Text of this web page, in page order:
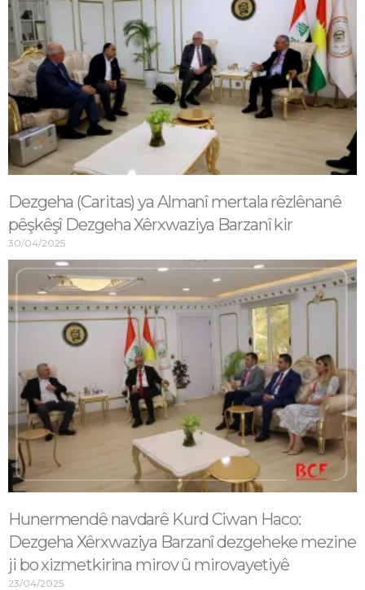
Dezgeha (Caritas) ya Almanî mertala rêzlênanê
pêşkêşî Dezgeha Xêrxwaziya Barzanî kir
30/04/2025
Hunermendê navdarê Kurd Ciwan Haco:
Dezgeha Xêrxwaziya Barzanî dezgeheke mezine
ji bo xizmetkirina mirov û mirovayetiyê
23/04/2025